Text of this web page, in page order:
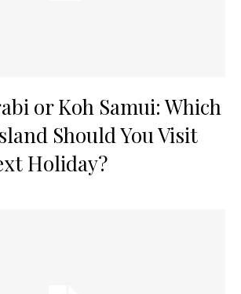
or Koh Samui: Which
Should You Visit
Holiday?